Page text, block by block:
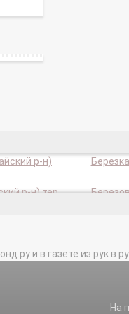
р-н)
р-н) тер.
н) тер.
Вулкан
и в газете из рук в
На